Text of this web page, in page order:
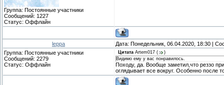
Группа: Постоянные участники
Сообщений: 1227
Статус: Оффлайн
leppa
Дата: Понедельник, 06.04.2020, 18:30 |
Группа: Постоянные участники
Сообщений: 2279
Статус: Оффлайн
Цитата Artem017 (
)
Видимо ему у вас понравилось.
Походу, да. Вообще заметил,что реззо
оглядывает все вокруг. Особенно после